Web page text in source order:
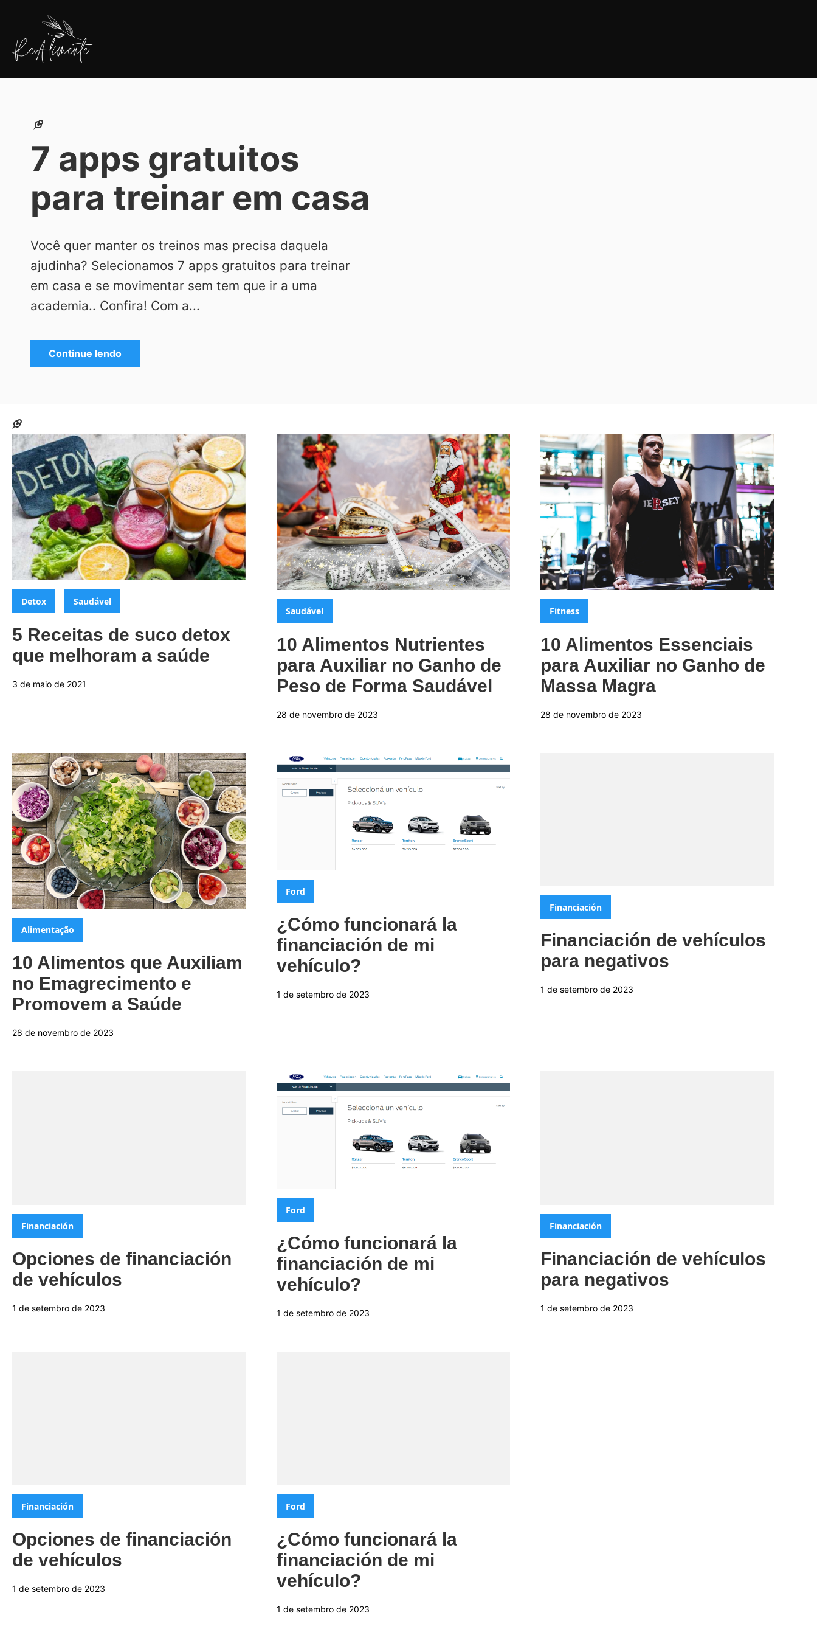
conteúdo
ReAlimente
7 apps gratuitos
para treinar em casa
Você quer manter os treinos mas precisa daquela
ajudinha? Selecionamos 7 apps gratuitos para treinar
em casa e se movimentar sem tem que ir a uma
academia.. Confira! Com a...
Continue lendo
Categorias:
Detox Saudável
5 Receitas de suco detox
que melhoram a saúde
3 de maio de 2021
Categorias:
Saudável
10 Alimentos Nutrientes
para Auxiliar no Ganho de
Peso de Forma Saudável
28 de novembro de 2023
Categorias:
Fitness
10 Alimentos Essenciais
para Auxiliar no Ganho de
Massa Magra
28 de novembro de 2023
Categorias:
Alimentação
10 Alimentos que Auxiliam
no Emagrecimento e
Promovem a Saúde
28 de novembro de 2023
Categorias:
Ford
¿Cómo funcionará la
financiación de mi
vehículo?
1 de setembro de 2023
Categorias:
Financiación
Financiación de vehículos
para negativos
1 de setembro de 2023
Categorias:
Financiación
Opciones de financiación
de vehículos
1 de setembro de 2023
Categorias:
Ford
¿Cómo funcionará la
financiación de mi
vehículo?
1 de setembro de 2023
Categorias:
Financiación
Financiación de vehículos
para negativos
1 de setembro de 2023
Categorias:
Financiación
Opciones de financiación
de vehículos
1 de setembro de 2023
Categorias:
Ford
¿Cómo funcionará la
financiación de mi
vehículo?
1 de setembro de 2023